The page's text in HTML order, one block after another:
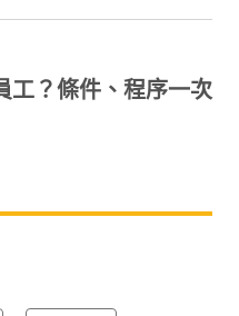
工？條件、程序一次